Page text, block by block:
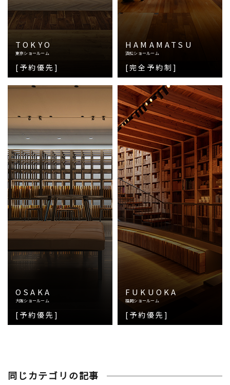
TOKYO
東京ショールーム
[予約優先]
HAMAMATSU
浜松ショールーム
[完全予約制]
OSAKA
大阪ショールーム
[予約優先]
FUKUOKA
福岡ショールーム
[予約優先]
同じカテゴリの記事